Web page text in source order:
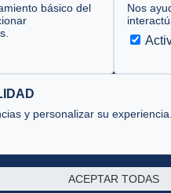
básico del
Nos
y personalizar su
ACEPTAR TODAS